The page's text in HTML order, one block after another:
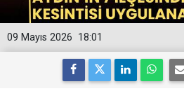
18:01
09 Mayıs 2026